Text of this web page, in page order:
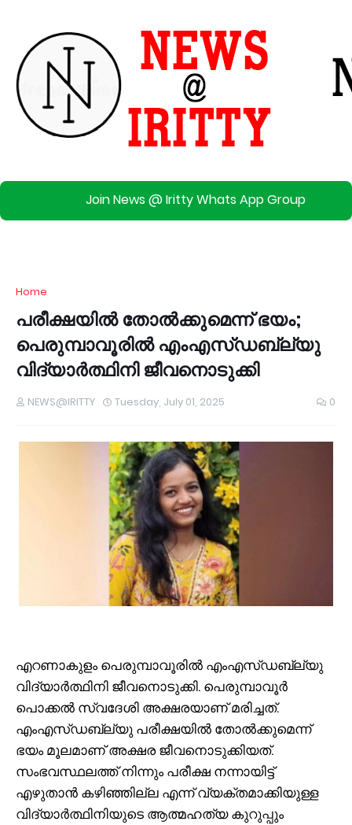
Join News @ Iritty Whats App Group
Home
പരീക്ഷയില്‍ തോൽക്കുമെന്ന് ഭയം;
പെരുമ്പാവൂരില്‍ എംഎസ്ഡബ്ല്യു
വിദ്യാര്‍ത്ഥിനി ജീവനൊടുക്കി
NEWS@IRITTY Tuesday, July 01, 2025 0
എറണാകുളം പെരുമ്പാവൂരില്‍ എംഎസ്ഡബ്ല്യു
വിദ്യാര്‍ത്ഥിനി ജീവനൊടുക്കി. പെരുമ്പാവൂര്‍
പൊക്കല്‍ സ്വദേശി അക്ഷരയാണ് മരിച്ചത്.
എംഎസ്ഡബ്ല്യു പരീക്ഷയിൽ തോൽക്കുമെന്ന്
ഭയം മൂലമാണ് അക്ഷര ജീവനൊടുക്കിയത്.
സംഭവസ്ഥലത്ത് നിന്നും പരീക്ഷ നന്നായിട്ട്
എഴുതാന്‍ കഴിഞ്ഞില്ല എന്ന് വ്യക്തമാക്കിയുള്ള
വിദ്യാർത്ഥിനിയുടെ ആത്മഹത്യ കുറുപ്പും